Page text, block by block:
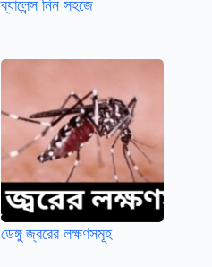
ব্যালেন্স নিন সহজে
ডেঙ্গু জ্বরের লক্ষণসমূহ